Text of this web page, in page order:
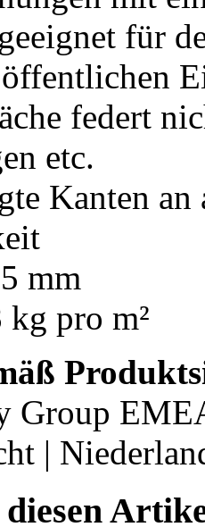
für
federt
etc.
Kanten
mm
pro m²
Group
|